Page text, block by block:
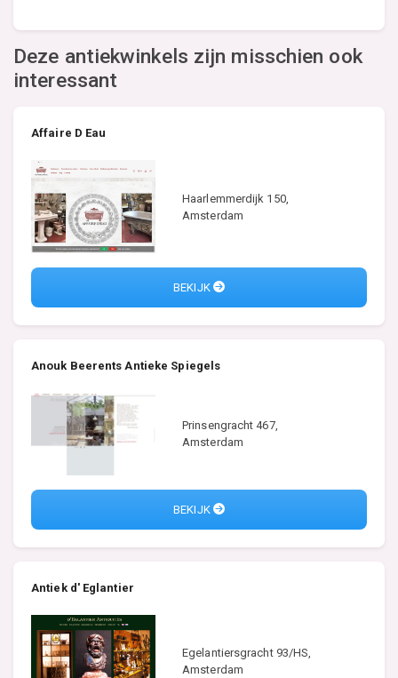
Deze antiekwinkels zijn misschien ook
interessant
Affaire D Eau
Haarlemmerdijk 150,
Amsterdam
BEKIJK
Anouk Beerents Antieke Spiegels
Prinsengracht 467,
Amsterdam
BEKIJK
Antiek d' Eglantier
Egelantiersgracht 93/HS,
Amsterdam